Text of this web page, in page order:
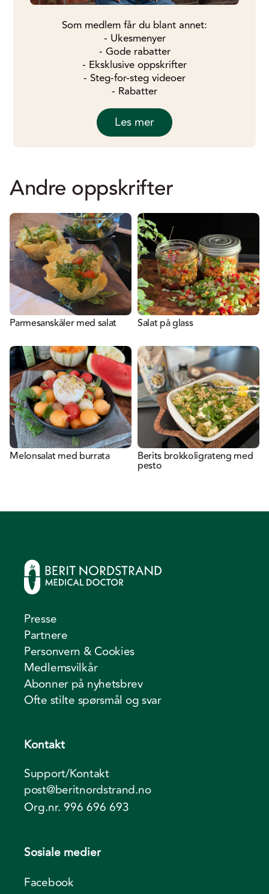
Som medlem får du blant annet:
- Ukesmenyer
- Gode rabatter
- Eksklusive oppskrifter
- Steg-for-steg videoer
- Rabatter
Les mer
Andre oppskrifter
Parmesanskåler med salat Salat på glass
Melonsalat med burrata Berits brokkoligrateng med
pesto
Presse
Partnere
Personvern & Cookies
Medlemsvilkår
Abonner på nyhetsbrev
Ofte stilte spørsmål og svar
Kontakt
Support/Kontakt
post@beritnordstrand.no
Org.nr. 996 696 693
Sosiale medier
Facebook